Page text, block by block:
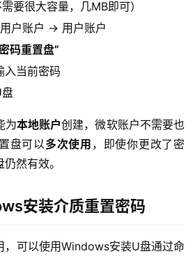
要很大容量，几MB即可）
户账户 → 用户账户
码重置盘”
入当前密码
为本地账户创建，微软账户不需要也
盘可以多次使用 ，即使你更改了密
然有效。
安装介质重置密码
，可以使用Windows安装U盘通过命